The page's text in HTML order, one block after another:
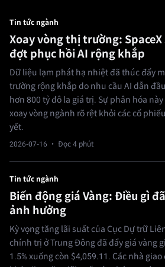
Tin tức ngành
Xoay vòng thị trường:
đợt phục hồi AI rộng khắp
Dữ liệu lạm phát hạ nhiệt đã thúc đẩy
trường rộng khắp do nhu cầu AI dẫn
hơn 800 tỷ đô la giá trị. Sự phân hóa
xoay vòng ngành rõ rệt khỏi các cổ
yết.
2026-07-16 · Đọc 4 phút
Tin tức ngành
Biến động giá Vàng: Điều gì
ảnh hưởng
Kỳ vọng tăng lãi suất của Cục Dự trữ
chính trị ở Trung Đông đã đẩy giá vàng
1.5% xuống còn $4,059.11. Các nhà